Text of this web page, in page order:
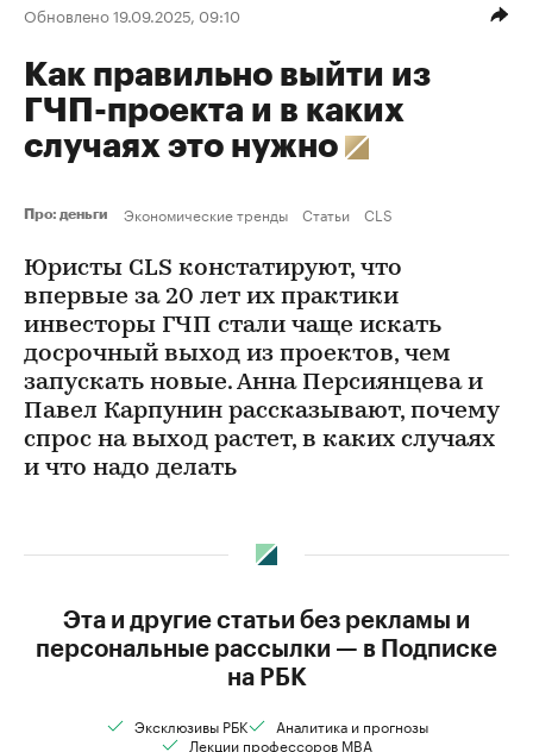
Обновлено 19.09.2025, 09:10
Как правильно выйти из
ГЧП-проекта и в каких
случаях это нужно
Про: деньги Экономические тренды Статьи CLS
Юристы CLS констатируют, что
впервые за 20 лет их практики
инвесторы ГЧП стали чаще искать
досрочный выход из проектов, чем
запускать новые. Анна Персиянцева и
Павел Карпунин рассказывают, почему
спрос на выход растет, в каких случаях
и что надо делать
Эта и другие статьи без рекламы и
персональные рассылки — в Подписке
на РБК
Эксклюзивы РБК
Аналитика и прогнозы
Лекции профессоров MBA